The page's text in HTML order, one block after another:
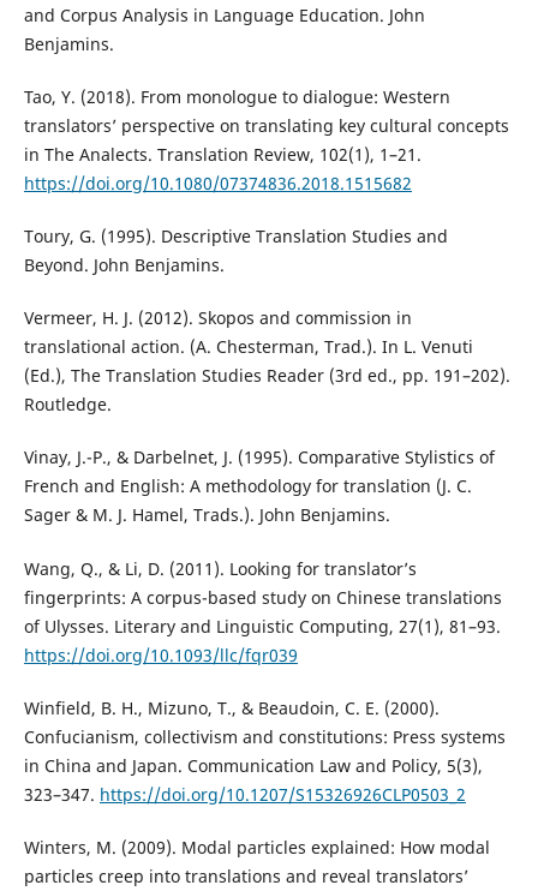
and Corpus Analysis in Language Education. John
Benjamins.
Tao, Y. (2018). From monologue to dialogue: Western
translators’ perspective on translating key cultural concepts
in The Analects. Translation Review, 102(1), 1–21.
https://doi.org/10.1080/07374836.2018.1515682
Toury, G. (1995). Descriptive Translation Studies and
Beyond. John Benjamins.
Vermeer, H. J. (2012). Skopos and commission in
translational action. (A. Chesterman, Trad.). In L. Venuti
(Ed.), The Translation Studies Reader (3rd ed., pp. 191–202).
Routledge.
Vinay, J.-P., & Darbelnet, J. (1995). Comparative Stylistics of
French and English: A methodology for translation (J. C.
Sager & M. J. Hamel, Trads.). John Benjamins.
Wang, Q., & Li, D. (2011). Looking for translator’s
fingerprints: A corpus-based study on Chinese translations
of Ulysses. Literary and Linguistic Computing, 27(1), 81–93.
https://doi.org/10.1093/llc/fqr039
Winfield, B. H., Mizuno, T., & Beaudoin, C. E. (2000).
Confucianism, collectivism and constitutions: Press systems
in China and Japan. Communication Law and Policy, 5(3),
323–347. https://doi.org/10.1207/S15326926CLP0503_2
Winters, M. (2009). Modal particles explained: How modal
particles creep into translations and reveal translators’